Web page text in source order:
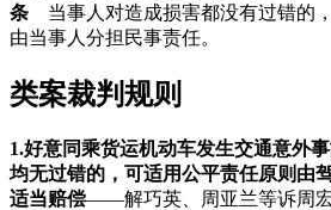
条 当事人对造成损害都没有过错的
由当事人分担民事责任。
类案裁判规则
1.好意同乘货运机动车发生交通意外
均无过错的，可适用公平责任原则由
适当赔偿——解巧英、周亚兰等诉周